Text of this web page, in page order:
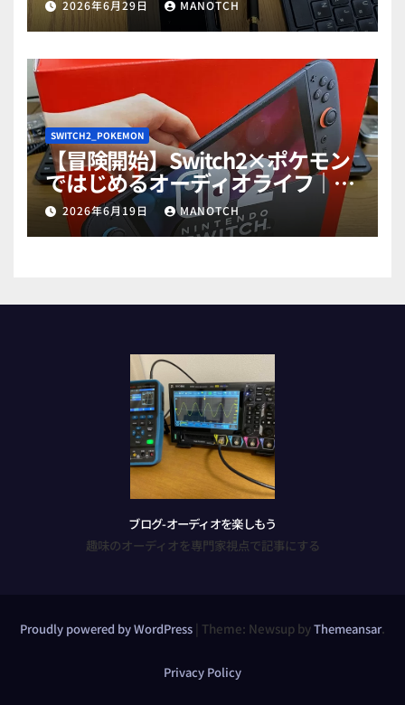
2026年6月29日 MANOTCH
SWITCH2_POKEMON
【冒険開始】Switch2×ポケモン
ではじめるオーディオライフ｜試
行錯誤で高音質ゲットだぜ！
part1
2026年6月19日 MANOTCH
ブログ-オーディオを楽しもう
趣味のオーディオを専門家視点で記事にする
Proudly powered by WordPress | Theme: Newsup byThemeansar.
Privacy Policy